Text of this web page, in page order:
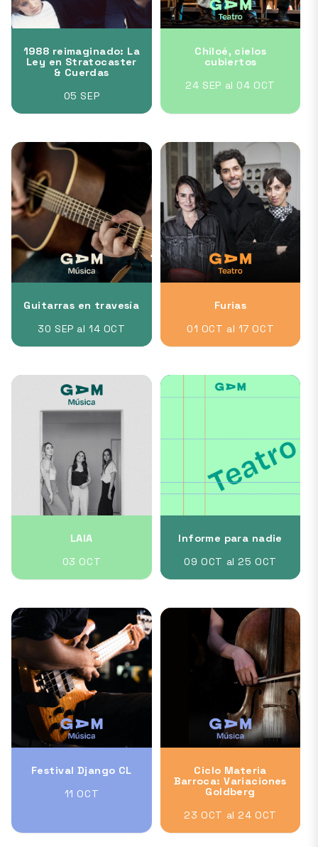
1988 reimaginado: La
Ley en Stratocaster
& Cuerdas
05 SEP
Chiloé, cielos
cubiertos
24 SEP al 04 OCT
Guitarras en travesía
30 SEP al 14 OCT
Furias
01 OCT al 17 OCT
LAIA
03 OCT
Informe para nadie
09 OCT al 25 OCT
Festival Django CL
11 OCT
Ciclo Materia
Barroca: Variaciones
Goldberg
23 OCT al 24 OCT